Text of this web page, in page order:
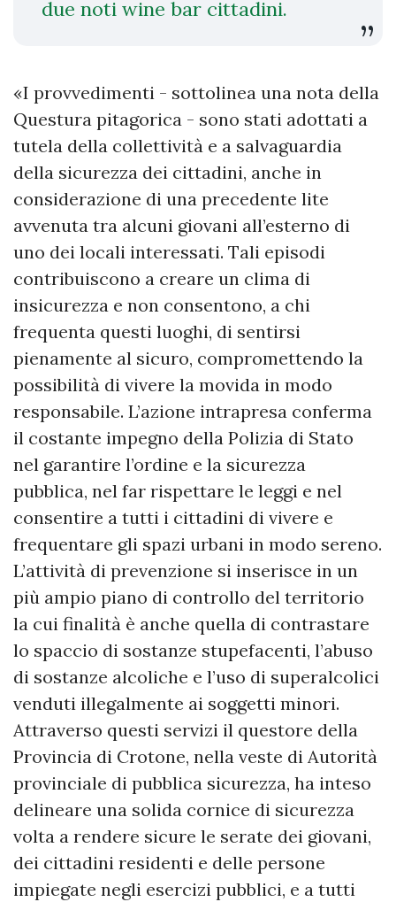
due noti wine bar cittadini.
«I provvedimenti - sottolinea una nota della
Questura pitagorica - sono stati adottati a
tutela della collettività e a salvaguardia
della sicurezza dei cittadini, anche in
considerazione di una precedente lite
avvenuta tra alcuni giovani all’esterno di
uno dei locali interessati. Tali episodi
contribuiscono a creare un clima di
insicurezza e non consentono, a chi
frequenta questi luoghi, di sentirsi
pienamente al sicuro, compromettendo la
possibilità di vivere la movida in modo
responsabile. L’azione intrapresa conferma
il costante impegno della Polizia di Stato
nel garantire l’ordine e la sicurezza
pubblica, nel far rispettare le leggi e nel
consentire a tutti i cittadini di vivere e
frequentare gli spazi urbani in modo sereno.
L’attività di prevenzione si inserisce in un
più ampio piano di controllo del territorio
la cui finalità è anche quella di contrastare
lo spaccio di sostanze stupefacenti, l’abuso
di sostanze alcoliche e l’uso di superalcolici
venduti illegalmente ai soggetti minori.
Attraverso questi servizi il questore della
Provincia di Crotone, nella veste di Autorità
provinciale di pubblica sicurezza, ha inteso
delineare una solida cornice di sicurezza
volta a rendere sicure le serate dei giovani,
dei cittadini residenti e delle persone
impiegate negli esercizi pubblici, e a tutti